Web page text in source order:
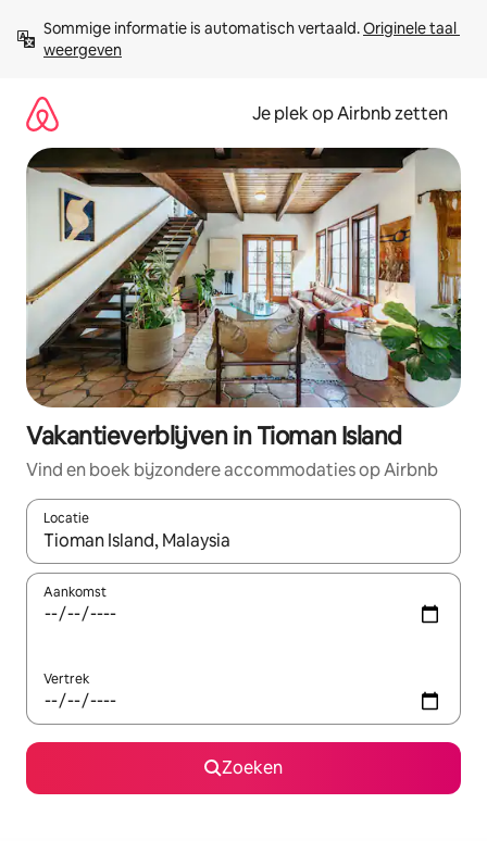
direct
naar
Sommige informatie is automatisch vertaald. Originele taal
weergeven
Je plek op Airbnb zetten
Vakantieverblijven in Tioman Island
Vind en boek bijzondere accommodaties op Airbnb
Locatie
Wanneer er resultaten beschikbaar zijn, maak je een keuze
Aankomst
Vertrek
Zoeken